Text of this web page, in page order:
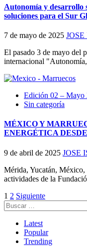
Autonomía y desarrollo
soluciones para el Sur
7 de mayo de 2025
El pasado 3 de mayo del
internacional
Edición 02 – Mayo
Sin categoría
MÉXICO Y
ENERGÉTICA
9 de abril de 2025 JOSE
Mérida, Yucatán, México,
actividades de la
Paginación
de
entradas
1 2 Siguiente
Buscar:
Latest
Popular
Trending